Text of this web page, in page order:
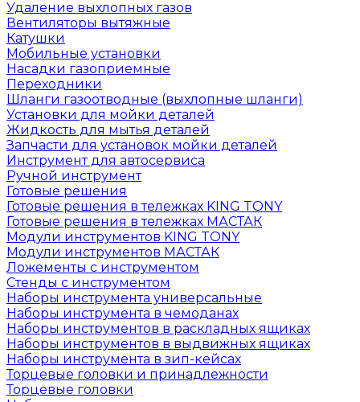
Удаление выхлопных газов
Вентиляторы вытяжные
Катушки
Мобильные установки
Насадки газоприемные
Переходники
Шланги газоотводные (выхлопные шланги)
Установки для мойки деталей
Жидкость для мытья деталей
Запчасти для установок мойки деталей
Инструмент для автосервиса
Ручной инструмент
Готовые решения
Готовые решения в тележках KING TONY
Готовые решения в тележках МАСТАК
Модули инструментов KING TONY
Модули инструментов МАСТАК
Ложементы с инструментом
Стенды с инструментом
Наборы инструмента универсальные
Наборы инструмента в чемоданах
Наборы инструментов в раскладных ящиках
Наборы инструментов в выдвижных ящиках
Наборы инструмента в зип-кейсах
Торцевые головки и принадлежности
Торцевые головки